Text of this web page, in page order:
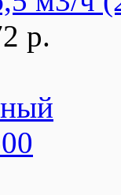
р.